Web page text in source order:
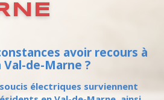
avoir recours à
de-Marne ?
électriques surviennent